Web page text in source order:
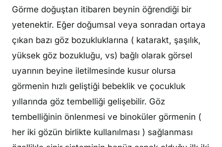
Görme doğuştan itibaren beynin öğrendiği bir
yetenektir. Eğer doğumsal veya sonradan ortaya
çıkan bazı göz bozukluklarına ( katarakt, şaşılık,
yüksek göz bozukluğu, vs) bağlı olarak görsel
uyarının beyine iletilmesinde kusur olursa
görmenin hızlı geliştiği bebeklik ve çocukluk
yıllarında göz tembelliği gelişebilir. Göz
tembelliğinin önlenmesi ve binoküler görmenin (
her iki gözün birlikte kullanılması ) sağlanması